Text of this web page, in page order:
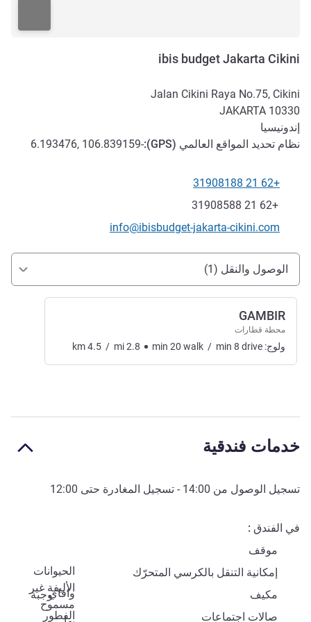
ibis budget Jakarta Cikini
Jalan Cikini Raya No.75, Cikini
10330
JAKARTA
إندونيسيا
نظام تحديد المواقع العالمي (GPS
):
-6.193476, 106.839159
الهاتف
+62 21 31908188
فاكس
+62 21 31908588
تواصل معنا عبر البريد الإلكتروني
info@ibisbudget-jakarta-cikini.com
الوصول والتنقل
الوصول والنقل (1)
GAMBIR
محطة قطارات
ولوج: km4.5 / mi2.8 min 20 walk / min 8 drive
خدمات فندقية
تسجيل الوصول من 14:00 - تسجيل المغادرة حتى 12:00
في الفندق
موقف
الحيوانات
الأليفة غير
مسموح
إمكانية التنقل بالكرسي المتحرّك
وافاي
مكيف
وجبة
الفطور
صالات اجتماعات